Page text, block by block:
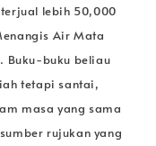
lebih 50,000
Air Mata
Buku-buku beliau
tetapi santai,
masa yang sama
rujukan yang